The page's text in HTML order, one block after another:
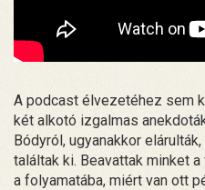
A podcast élvezetéhez sem
két alkotó izgalmas
Bódyról, ugyanakkor
találtak ki. Beavattak minket
a folyamatába, miért van ott